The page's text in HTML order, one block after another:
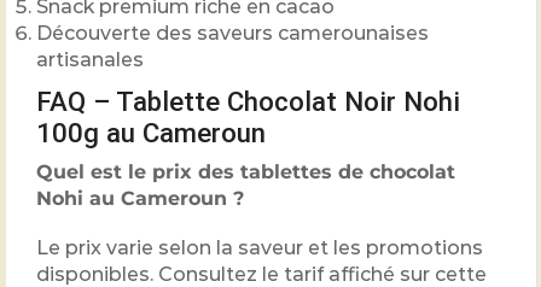
Snack premium riche en cacao
Découverte des saveurs camerounaises
artisanales
FAQ – Tablette Chocolat Noir Nohi
100g au Cameroun
Quel est le prix des tablettes de chocolat
Nohi au Cameroun ?
Le prix varie selon la saveur et les promotions
disponibles. Consultez le tarif affiché sur cette